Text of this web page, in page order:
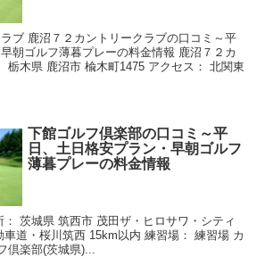
ブ 鹿沼７２カントリークラブの口コミ～平
朝ゴルフ薄暮プレーの料金情報 鹿沼７２カ
栃木県 鹿沼市 楡木町1475 アクセス： 北関東
下館ゴルフ倶楽部の口コミ～平
日、土日格安プラン・早朝ゴルフ
薄暮プレーの料金情報
茨城県 筑西市 茂田ザ・ヒロサワ・シティ
道・桜川筑西 15km以内 練習場： 練習場 カ
倶楽部(茨城県)...